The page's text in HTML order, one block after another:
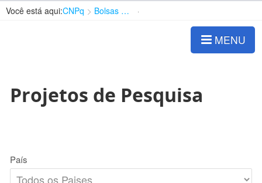
Você está aqui:CNPq Bolsas e Auxílios Vigentes
MENU
Projetos de Pesquisa
País